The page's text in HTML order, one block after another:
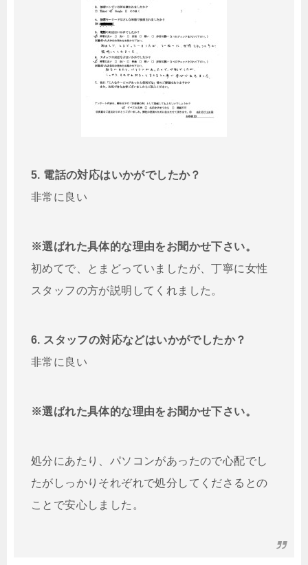
5. 電話の対応はいかがでしたか？
非常に良い
※選ばれた具体的な理由をお聞かせ下さい。
初めてで、とまどっていましたが、丁寧に女性
スタッフの方が説明してくれました。
6. スタッフの対応などはいかがでしたか？
非常に良い
※選ばれた具体的な理由をお聞かせ下さい。
処分にあたり、パソコンがあったので心配でし
たがしっかりそれぞれで処分してくださるとの
ことで安心しました。